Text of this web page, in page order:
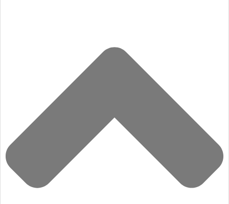
با توجه به امکانات فنی و کیفیت ساخت، قیمت این مانیتور در مقایسه با
برندهای مشابه بسیار مقرون‌به‌صرفه است و ارزش خرید بالایی دارد.
جمع‌بندی
اگر به دنبال مانیتوری هستید که کیفیت تصویر بالا، سرعت پاسخ‌گویی
عالی، طراحی ارگونومیک و قیمت مناسب را یک‌جا در اختیار شما بگذارد،